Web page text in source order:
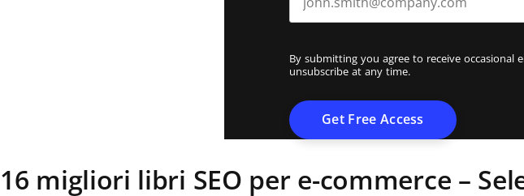
By submitting you agree to receive occasional
unsubscribe at any time.
16 migliori libri SEO per e-commerce –